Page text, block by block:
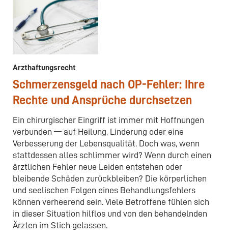
Arzthaftungsrecht
Schmerzensgeld nach OP-Fehler: Ihre
Rechte und Ansprüche durchsetzen
Ein chirurgischer Eingriff ist immer mit Hoffnungen
verbunden — auf Heilung, Linderung oder eine
Verbesserung der Lebensqualität. Doch was, wenn
stattdessen alles schlimmer wird? Wenn durch einen
ärztlichen Fehler neue Leiden entstehen oder
bleibende Schäden zurückbleiben? Die körperlichen
und seelischen Folgen eines Behandlungsfehlers
können verheerend sein. Viele Betroffene fühlen sich
in dieser Situation hilflos und von den behandelnden
Ärzten im Stich gelassen.